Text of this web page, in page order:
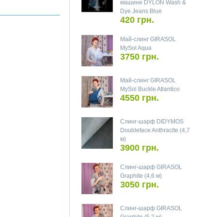
машине DYLON Wash &
Dye Jeans Blue
420 грн.
Май-слинг GIRASOL
MySol Aqua
3750 грн.
Май-слинг GIRASOL
MySol Buckle Atlantico
4550 грн.
Слинг-шарф DIDYMOS
Doubleface Anthracite (4,7
м)
3900 грн.
Слинг-шарф GIRASOL
Graphite (4,6 м)
3050 грн.
Слинг-шарф GIRASOL